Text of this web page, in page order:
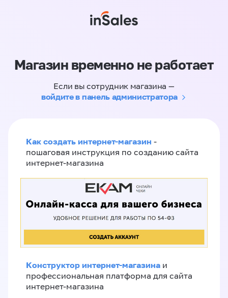
Магазин временно не работает
Если вы сотрудник магазина —
войдите в панель администратора
Как создать интернет-магазин -
пошаговая инструкция по созданию сайта
интернет-магазина
Конструктор интернет-магазина и
профессиональная платформа для сайта
интернет-магазина